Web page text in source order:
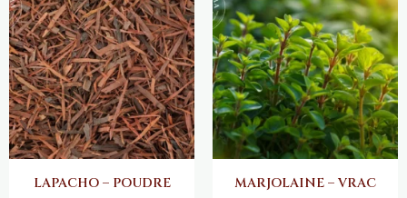
LAPACHO – POUDRE MARJOLAINE – VRAC